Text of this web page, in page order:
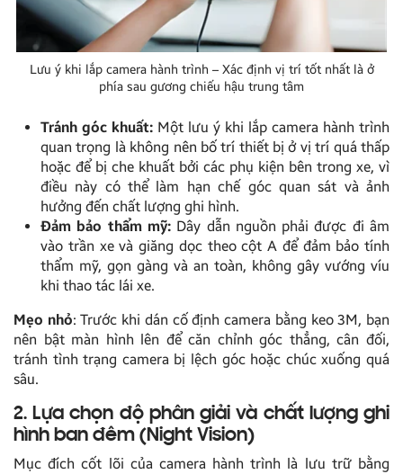
Lưu ý khi lắp camera hành trình – Xác định vị trí tốt nhất là ở
phía sau gương chiếu hậu trung tâm
Tránh góc khuất: Một lưu ý khi lắp camera hành trình
quan trọng là không nên bố trí thiết bị ở vị trí quá thấp
hoặc để bị che khuất bởi các phụ kiện bên trong xe, vì
điều này có thể làm hạn chế góc quan sát và ảnh
hưởng đến chất lượng ghi hình.
Đảm bảo thẩm mỹ:Dây dẫn nguồn phải được đi âm
vào trần xe và giăng dọc theo cột A để đảm bảo tính
thẩm mỹ, gọn gàng và an toàn, không gây vướng víu
khi thao tác lái xe.
Mẹo nhỏ: Trước khi dán cố định camera bằng keo 3M, bạn
nên bật màn hình lên để căn chỉnh góc thẳng, cân đối,
tránh tình trạng camera bị lệch góc hoặc chúc xuống quá
sâu.
2. Lựa chọn độ phân giải và chất lượng ghi
hình ban đêm (Night Vision)
Mục đích cốt lõi của camera hành trình là lưu trữ bằng